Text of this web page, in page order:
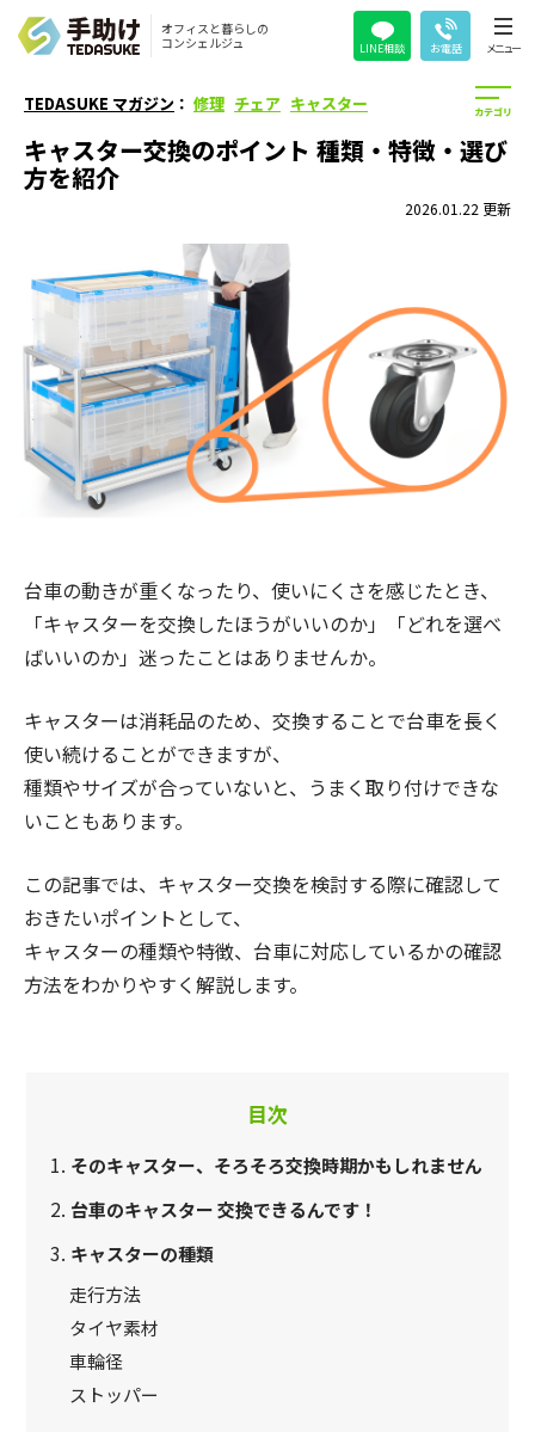
オフィスと暮らしの
コンシェルジュ
LINE相談 お電話 メニュー
TEDASUKE マガジン ： 修理 チェア キャスター
キャスター交換のポイント 種類・特徴・選び
方を紹介
2026.01.22 更新
台車の動きが重くなったり、使いにくさを感じたとき、
「キャスターを交換したほうがいいのか」「どれを選べ
ばいいのか」迷ったことはありませんか。
キャスターは消耗品のため、交換することで台車を長く
使い続けることができますが、
種類やサイズが合っていないと、うまく取り付けできな
いこともあります。
この記事では、キャスター交換を検討する際に確認して
おきたいポイントとして、
キャスターの種類や特徴、台車に対応しているかの確認
方法をわかりやすく解説します。
目次
そのキャスター、そろそろ交換時期かもしれません
台車のキャスター 交換できるんです！
キャスターの種類
走行方法
タイヤ素材
車輪径
ストッパー